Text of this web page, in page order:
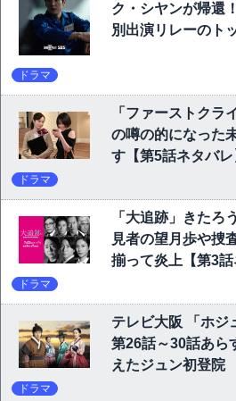
ク・シヤンが帰還
別出演リレーのト
ドラマ
「ファーストクラ
の噂の的になった
す【第5話ネタバレ
ドラマ
「大追跡」きた
見者の望月歩や捜
揃って炎上【第3話
ドラマ
テレビ大阪 「ホジ
第26話～30話あら
えたジュン初登院
ドラマ